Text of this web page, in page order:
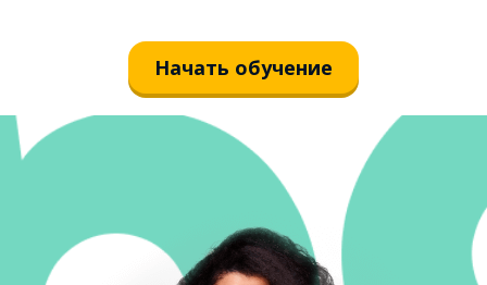
Начать обучение